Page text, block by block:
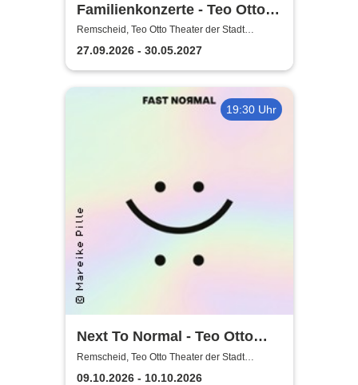
Familienkonzerte - Teo Otto
Theater der Stadt Remscheid
Remscheid, Teo Otto Theater der Stadt
Remscheid
27.09.2026 - 30.05.2027
19:30 Uhr
Next To Normal - Teo Otto
Theater der Stadt Remscheid
Remscheid, Teo Otto Theater der Stadt
Remscheid
09.10.2026 - 10.10.2026